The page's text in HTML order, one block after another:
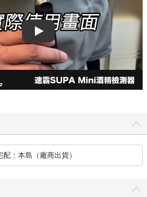
Play video
配：本島（廠商出貨）